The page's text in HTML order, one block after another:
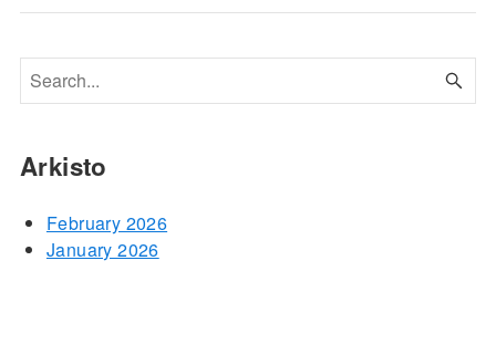
Arkisto
February 2026
January 2026